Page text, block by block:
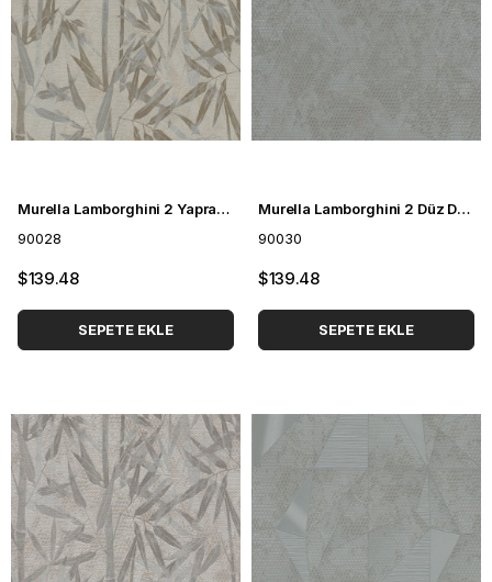
Murella Lamborghini 2 Yaprak Desenli Duvar Kağıdı 90028
90028
$139.48
SEPETE EKLE
Murella Lamborghini 2 Düz Duvar Kağıdı 90030
90030
$139.48
SEPETE EKLE